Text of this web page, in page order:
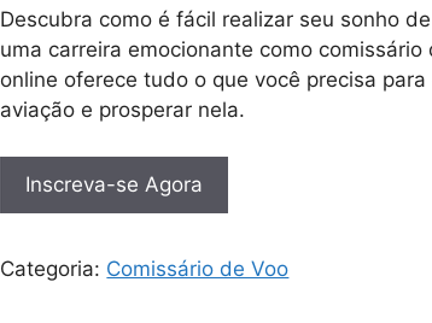
Descubra como é fácil realizar seu sonho
uma carreira emocionante como comissário
online oferece tudo o que você precisa
aviação e prosperar nela.
Inscreva-se Agora
Categoria: Comissário de Voo